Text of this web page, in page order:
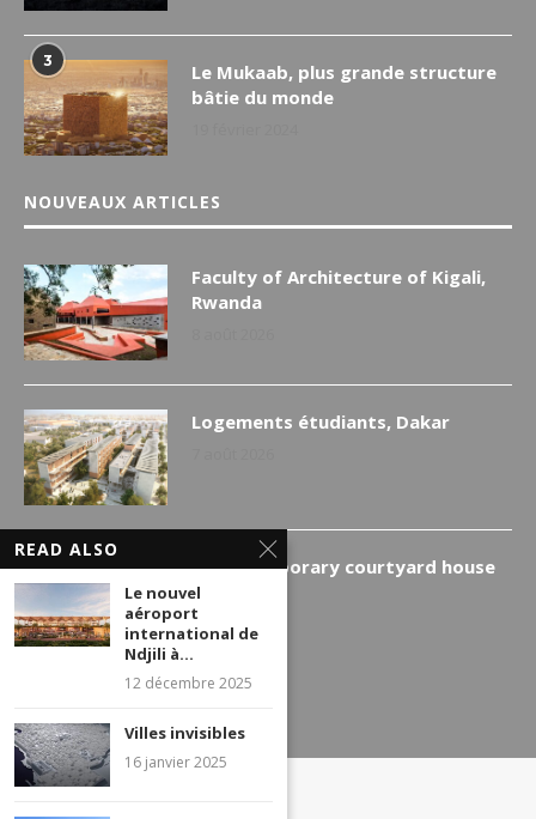
3
Le Mukaab, plus grande structure
bâtie du monde
NOUVEAUX ARTICLES
Faculty of Architecture of Kigali,
Rwanda
Logements étudiants, Dakar
A contemporary courtyard house
in the Gulf
6 août 2026
READ ALSO
Le nouvel
aéroport
international de
Ndjili à...
12 décembre 2025
Villes invisibles
16 janvier 2025